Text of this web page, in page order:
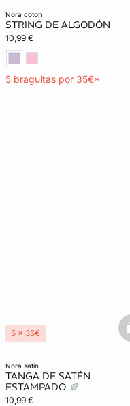
nora coton
STRING DE ALGODÓN
10,99 €
5 braguitas por 35€*
nora satin
TANGA DE SATÉN
ESTAMPADO
10,99 €
5 x 35€